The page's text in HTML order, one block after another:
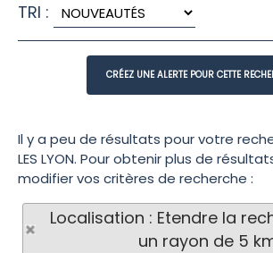
TRI :
Il y a peu de résultats pour votre
LES LYON. Pour obtenir plus de
modifier vos critères de recherche :
Localisation : Etendre la
un rayon de 5